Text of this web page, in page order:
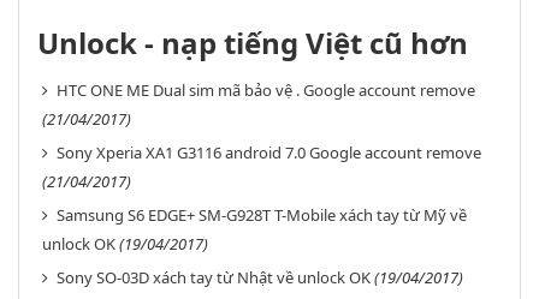
Unlock - nạp tiếng Việt cũ hơn
HTC ONE ME Dual sim mã bảo vệ . Google account remove
(21/04/2017)
Sony Xperia XA1 G3116 android 7.0 Google account remove
(21/04/2017)
Samsung S6 EDGE+ SM-G928T T-Mobile xách tay từ Mỹ về
unlock OK(19/04/2017)
Sony SO-03D xách tay từ Nhật về unlock OK(19/04/2017)